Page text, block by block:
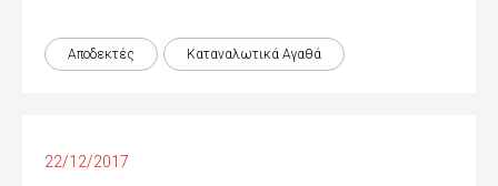
Αποδεκτές Καταναλωτικά Αγαθά
22/12/2017